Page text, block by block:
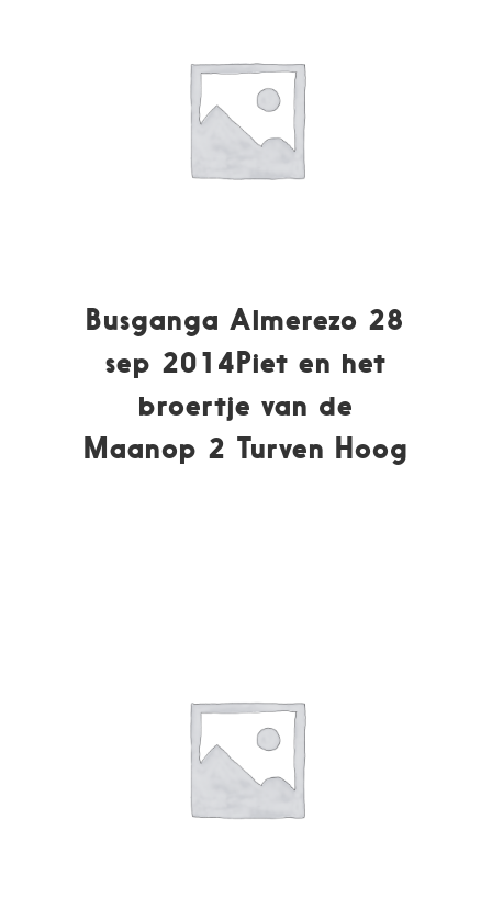
Busganga Almerezo 28
sep 2014Piet en het
broertje van de
Maanop 2 Turven Hoog